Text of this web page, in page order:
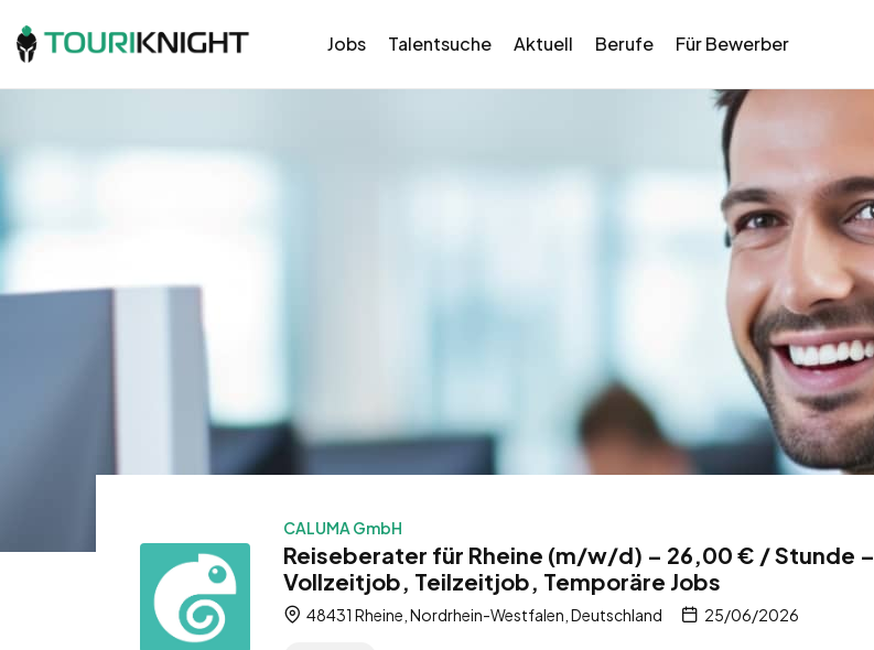
Jobs Talentsuche Aktuell Berufe Für Bewerber
CALUMA GmbH
Reiseberater für Rheine (m/w/d) – 26,00 € / Stunde –
Vollzeitjob, Teilzeitjob, Temporäre Jobs
48431 Rheine, Nordrhein-Westfalen, Deutschland 25/06/2026